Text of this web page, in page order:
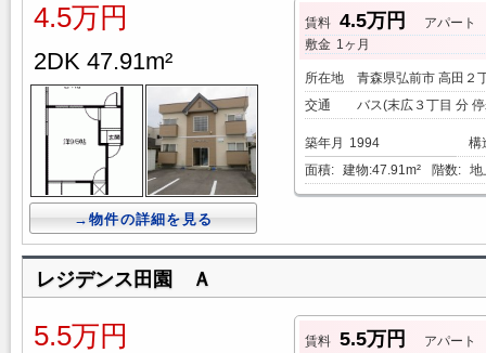
4.5万円
2DK 47.91m²
→物件の詳細を見る
賃料 4.5万円
アパート
敷金 1ヶ月
所在地
青森県弘前市 高田２
交通
バス(末広３丁目 分
築年月 1994
構
面積: 建物:47.91m² 階数: 地
レジデンス田園 Ａ
5.5万円 賃料 5.5万円
アパート